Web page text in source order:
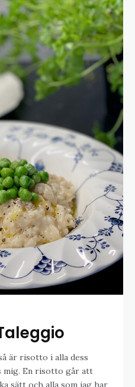
är risotto i alla dess
En risotto går att
sätt och alla som jag har